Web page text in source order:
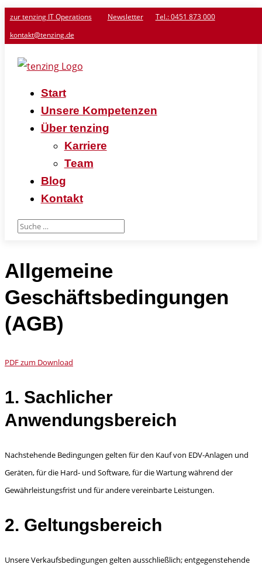
zur tenzing IT Operations Newsletter
Tel.: 0451 873 000
kontakt@tenzing.de
Start
Unsere Kompetenzen
Über tenzing
Karriere
Team
Blog
Kontakt
Allgemeine
Geschäftsbedingungen
(AGB)
PDF zum Download
1. Sachlicher
Anwendungsbereich
Nachstehende Bedingungen gelten für den Kauf von EDV-Anlagen und
Geräten, für die Hard- und Software, für die Wartung während der
Gewährleistungsfrist und für andere vereinbarte Leistun­gen.
2. Geltungsbereich
Unsere Verkaufsbedingungen gelten ausschließlich; entgegenstehende